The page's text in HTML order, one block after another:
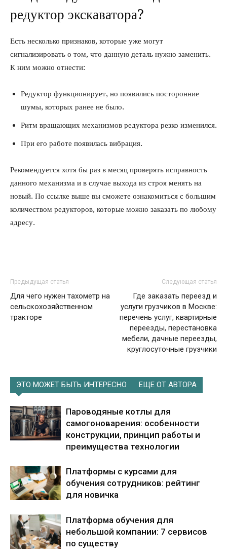
редуктор экскаватора?
Есть несколько признаков, которые уже могут
сигнализировать о том, что данную деталь нужно заменить.
К ним можно отнести:
Редуктор функционирует, но появились посторонние
шумы, которых ранее не было.
Ритм вращающих механизмов редуктора резко изменился.
При его работе появилась вибрация.
Рекомендуется хотя бы раз в месяц проверять исправность
данного механизма и в случае выхода из строя менять на
новый. По ссылке выше вы сможете ознакомиться с большим
количеством редукторов, которые можно заказать по любому
адресу.
Предыдущая статья
Для чего нужен тахометр на
сельскохозяйственном
тракторе
Следующая статья
Где заказать переезд и
услуги грузчиков в Москве:
перечень услуг, квартирные
переезды, перестановка
мебели, дачные переезды,
круглосуточные грузчики
ЭТО МОЖЕТ БЫТЬ ИНТЕРЕСНО ЕЩЕ ОТ АВТОРА
Пароводяные котлы для
самогоноварения: особенности
конструкции, принцип работы и
преимущества технологии
Платформы с курсами для
обучения сотрудников: рейтинг
для новичка
Платформа обучения для
небольшой компании: 7 сервисов
по существу